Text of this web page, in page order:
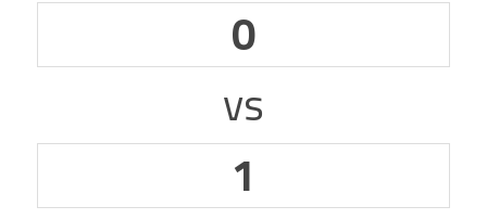
0
vs
1